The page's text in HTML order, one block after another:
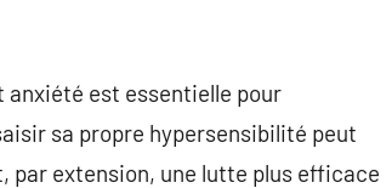
anxiété est essentielle pour
sa propre hypersensibilité peut
par extension, une lutte plus efficace